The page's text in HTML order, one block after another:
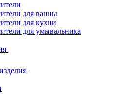
для ванны
для кухни
для умывальника